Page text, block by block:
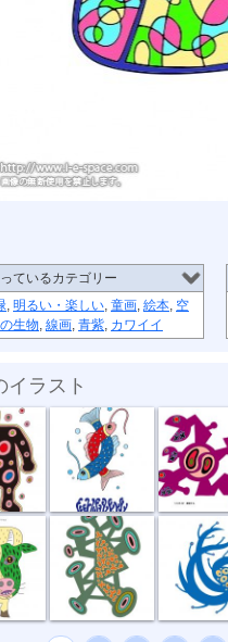
ているカテゴリー
, 明るい・楽しい, 童画, 絵本, 空
生物, 線画, 青紫, カワイイ
イラスト
深海の恋
ザ... 噂の出所 風祭り